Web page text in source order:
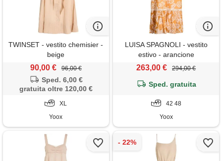
TWINSET - vestito chemisier -
beige
90,00 € 96,00 €
Sped. 6,00 €
gratuita oltre 120,00 €
XL
Yoox
LUISA SPAGNOLI - vestito
estivo - arancione
263,00 € 294,00 €
Sped. gratuita
42 48
Yoox